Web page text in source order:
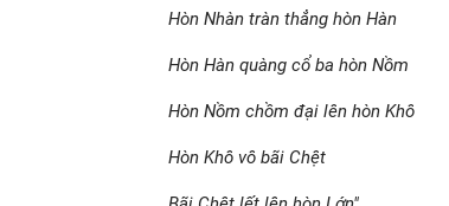
Hòn Nhàn tràn thẳng hòn Hàn
Hòn Hàn quàng cổ ba hòn Nồm
Hòn Nồm chồm đại lên hòn Khô
Hòn Khô vô bãi Chệt